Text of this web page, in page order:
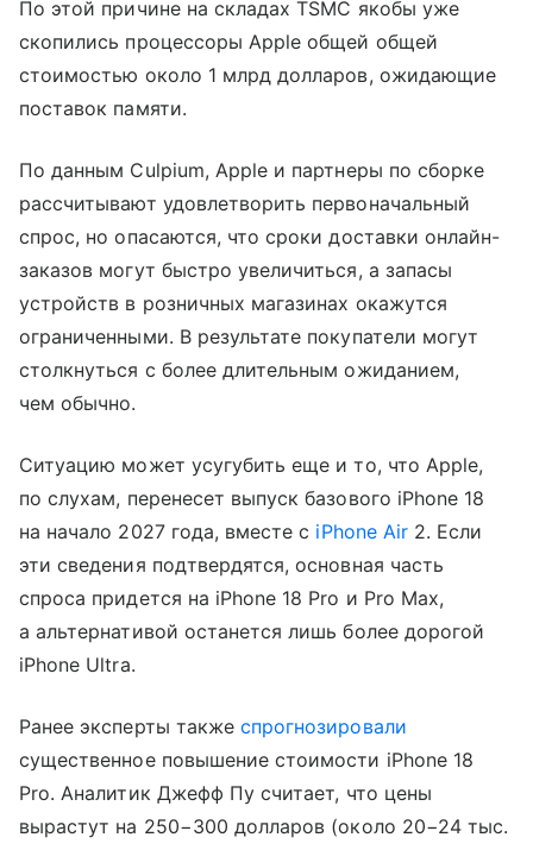
По этой причине на складах TSMC якобы уже
скопились процессоры Apple общей общей
стоимостью около 1 млрд долларов, ожидающие
поставок памяти.
По данным Culpium, Apple и партнеры по сборке
рассчитывают удовлетворить первоначальный
спрос, но опасаются, что сроки доставки онлайн-
заказов могут быстро увеличиться, а запасы
устройств в розничных магазинах окажутся
ограниченными. В результате покупатели могут
столкнуться с более длительным ожиданием,
чем обычно.
Ситуацию может усугубить еще и то, что Apple,
по слухам, перенесет выпуск базового iPhone 18
на начало 2027 года, вместе с iPhone Air2. Если
эти сведения подтвердятся, основная часть
спроса придется на iPhone 18 Pro и Pro Max,
а альтернативой останется лишь более дорогой
iPhone Ultra.
Ранее эксперты такжеспрогнозировали
существенное повышение стоимости iPhone 18
Pro. Аналитик Джефф Пу считает, что цены
вырастут на 250−300 долларов (около 20−24 тыс.